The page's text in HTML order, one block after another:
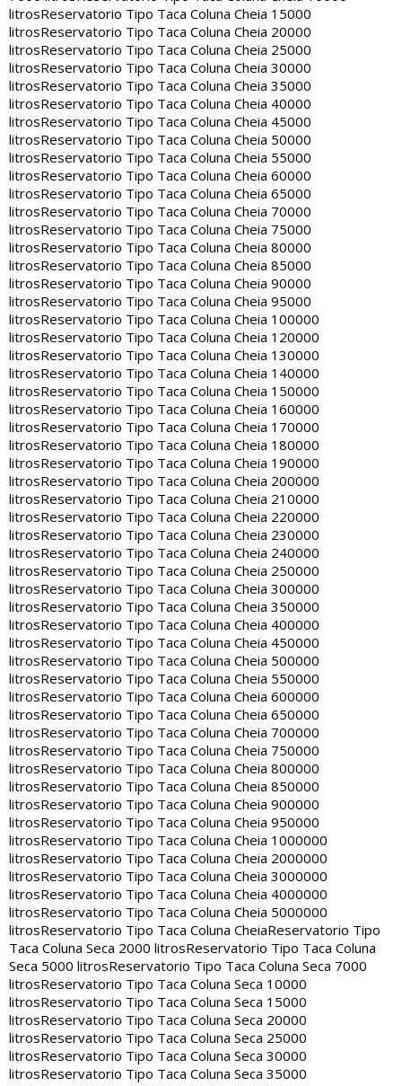
litrosReservatorio Tipo Taca Coluna Cheia 15000
litrosReservatorio Tipo Taca Coluna Cheia 20000
litrosReservatorio Tipo Taca Coluna Cheia 25000
litrosReservatorio Tipo Taca Coluna Cheia 30000
litrosReservatorio Tipo Taca Coluna Cheia 35000
litrosReservatorio Tipo Taca Coluna Cheia 40000
litrosReservatorio Tipo Taca Coluna Cheia 45000
litrosReservatorio Tipo Taca Coluna Cheia 50000
litrosReservatorio Tipo Taca Coluna Cheia 55000
litrosReservatorio Tipo Taca Coluna Cheia 60000
litrosReservatorio Tipo Taca Coluna Cheia 65000
litrosReservatorio Tipo Taca Coluna Cheia 70000
litrosReservatorio Tipo Taca Coluna Cheia 75000
litrosReservatorio Tipo Taca Coluna Cheia 80000
litrosReservatorio Tipo Taca Coluna Cheia 85000
litrosReservatorio Tipo Taca Coluna Cheia 90000
litrosReservatorio Tipo Taca Coluna Cheia 95000
litrosReservatorio Tipo Taca Coluna Cheia 100000
litrosReservatorio Tipo Taca Coluna Cheia 120000
litrosReservatorio Tipo Taca Coluna Cheia 130000
litrosReservatorio Tipo Taca Coluna Cheia 140000
litrosReservatorio Tipo Taca Coluna Cheia 150000
litrosReservatorio Tipo Taca Coluna Cheia 160000
litrosReservatorio Tipo Taca Coluna Cheia 170000
litrosReservatorio Tipo Taca Coluna Cheia 180000
litrosReservatorio Tipo Taca Coluna Cheia 190000
litrosReservatorio Tipo Taca Coluna Cheia 200000
litrosReservatorio Tipo Taca Coluna Cheia 210000
litrosReservatorio Tipo Taca Coluna Cheia 220000
litrosReservatorio Tipo Taca Coluna Cheia 230000
litrosReservatorio Tipo Taca Coluna Cheia 240000
litrosReservatorio Tipo Taca Coluna Cheia 250000
litrosReservatorio Tipo Taca Coluna Cheia 300000
litrosReservatorio Tipo Taca Coluna Cheia 350000
litrosReservatorio Tipo Taca Coluna Cheia 400000
litrosReservatorio Tipo Taca Coluna Cheia 450000
litrosReservatorio Tipo Taca Coluna Cheia 500000
litrosReservatorio Tipo Taca Coluna Cheia 550000
litrosReservatorio Tipo Taca Coluna Cheia 600000
litrosReservatorio Tipo Taca Coluna Cheia 650000
litrosReservatorio Tipo Taca Coluna Cheia 700000
litrosReservatorio Tipo Taca Coluna Cheia 750000
litrosReservatorio Tipo Taca Coluna Cheia 800000
litrosReservatorio Tipo Taca Coluna Cheia 850000
litrosReservatorio Tipo Taca Coluna Cheia 900000
litrosReservatorio Tipo Taca Coluna Cheia 950000
litrosReservatorio Tipo Taca Coluna Cheia 1000000
litrosReservatorio Tipo Taca Coluna Cheia 2000000
litrosReservatorio Tipo Taca Coluna Cheia 3000000
litrosReservatorio Tipo Taca Coluna Cheia 4000000
litrosReservatorio Tipo Taca Coluna Cheia 5000000
litrosReservatorio Tipo Taca Coluna CheiaReservatorio Tipo
Taca Coluna Seca 2000 litrosReservatorio Tipo Taca Coluna
Seca 5000 litrosReservatorio Tipo Taca Coluna Seca 7000
litrosReservatorio Tipo Taca Coluna Seca 10000
litrosReservatorio Tipo Taca Coluna Seca 15000
litrosReservatorio Tipo Taca Coluna Seca 20000
litrosReservatorio Tipo Taca Coluna Seca 25000
litrosReservatorio Tipo Taca Coluna Seca 30000
litrosReservatorio Tipo Taca Coluna Seca 35000